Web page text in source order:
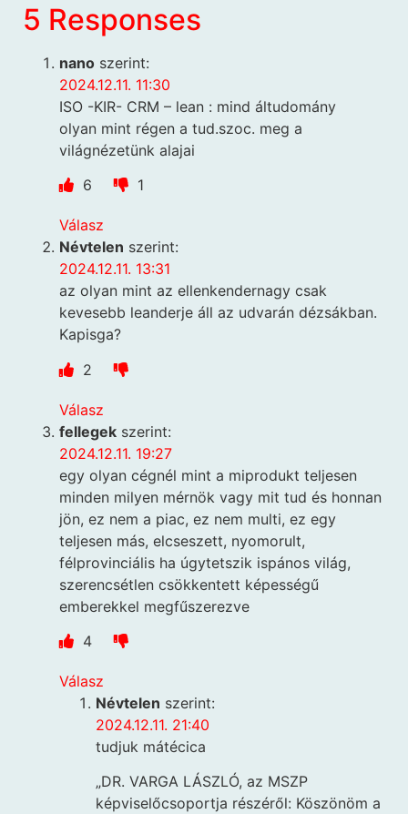
5 Responses
nano szerint:
2024.12.11. 11:30
ISO -KIR- CRM – lean : mind áltudomány
olyan mint régen a tud.szoc. meg a
világnézetünk alajai
6
1
Válasz
Névtelen szerint:
2024.12.11. 13:31
az olyan mint az ellenkendernagy csak
kevesebb leanderje áll az udvarán dézsákban.
Kapisga?
2
Válasz
fellegek szerint:
2024.12.11. 19:27
egy olyan cégnél mint a miprodukt teljesen
minden milyen mérnök vagy mit tud és honnan
jön, ez nem a piac, ez nem multi, ez egy
teljesen más, elcseszett, nyomorult,
félprovinciális ha úgytetszik ispános világ,
szerencsétlen csökkentett képességű
emberekkel megfűszerezve
4
Válasz
Névtelen szerint:
2024.12.11. 21:40
tudjuk mátécica
„DR. VARGA LÁSZLÓ, az MSZP
képviselőcsoportja részéről: Köszönöm a